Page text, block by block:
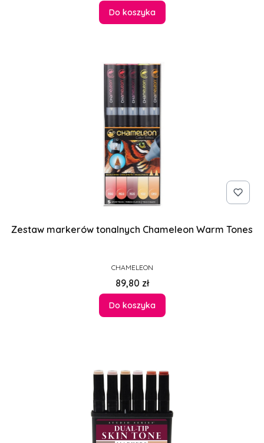
Do koszyka
Zestaw markerów tonalnych Chameleon Warm Tones
PRODUCENT
CHAMELEON
Cena
89,80 zł
Do koszyka